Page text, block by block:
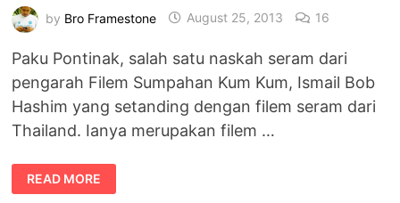
by Bro Framestone August 25, 2013 16
Paku Pontinak, salah satu naskah seram dari
pengarah Filem Sumpahan Kum Kum, Ismail Bob
Hashim yang setanding dengan filem seram dari
Thailand. Ianya merupakan filem …
PAKU
PONTIANAK
–
READ MORE